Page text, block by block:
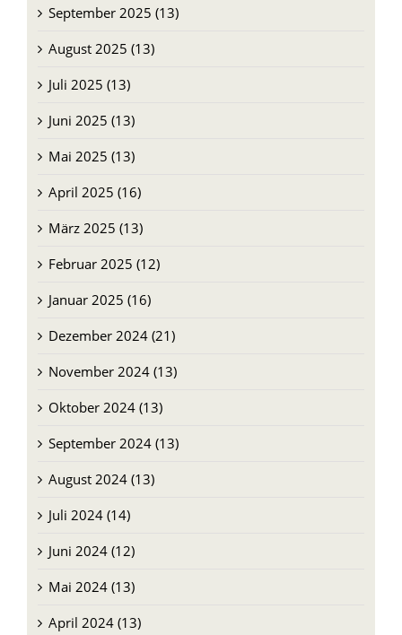
August 2025 (13)
Juli 2025 (13)
Juni 2025 (13)
Mai 2025 (13)
April 2025 (16)
März 2025 (13)
Februar 2025 (12)
Januar 2025 (16)
Dezember 2024 (21)
November 2024 (13)
Oktober 2024 (13)
September 2024 (13)
August 2024 (13)
Juli 2024 (14)
Juni 2024 (12)
Mai 2024 (13)
April 2024 (13)
März 2024 (15)